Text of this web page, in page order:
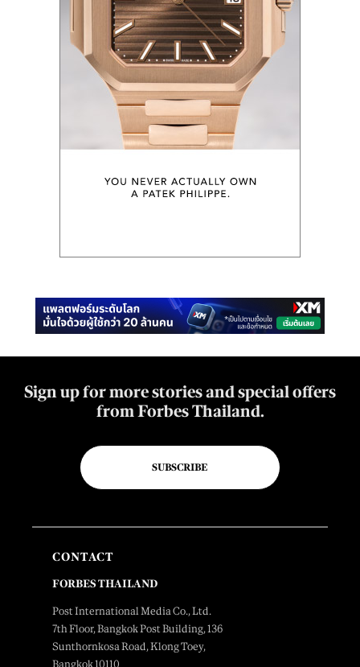
Sign up for more stories and special offers
from Forbes Thailand.
SUBSCRIBE
CONTACT
FORBES THAILAND
Post International Media Co., Ltd.
7th Floor, Bangkok Post Building, 136
Sunthornkosa Road, Klong Toey,
Bangkok 10110